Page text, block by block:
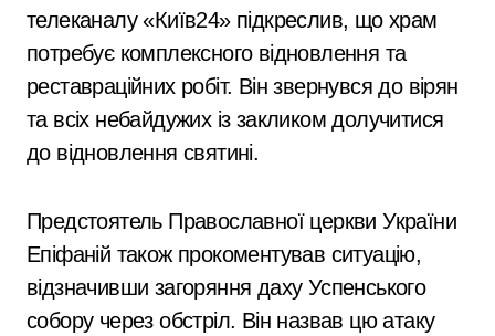
телеканалу «Київ24» підкреслив, що храм
потребує комплексного відновлення та
реставраційних робіт. Він звернувся до вірян
та всіх небайдужих із закликом долучитися
до відновлення святині.
Предстоятель Православної церкви України
Епіфаній також прокоментував ситуацію,
відзначивши загоряння даху Успенського
собору через обстріл. Він назвав цю атаку